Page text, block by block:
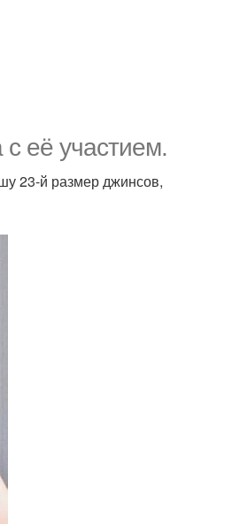
её участием.
23-й размер джинсов,